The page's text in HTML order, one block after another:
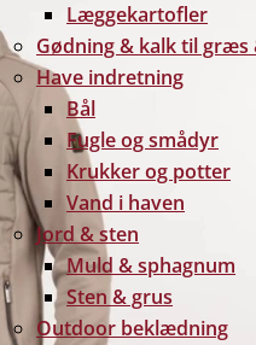
Læggekartofler
Gødning & kalk til græs
Have indretning
Bål
Fugle og smådyr
Krukker og potter
Vand i haven
Jord & sten
Muld & sphagnum
Sten & grus
Outdoor beklædning